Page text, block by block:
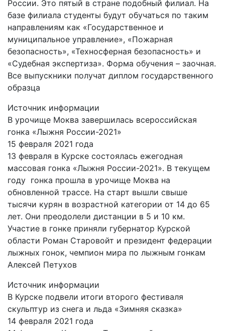
России. Это пятый в стране подобный филиал. На
базе филиала студенты будут обучаться по таким
направлениям как «Государственное и
муниципальное управление», «Пожарная
безопасность», «Техносферная безопасность» и
«Судебная экспертиза». Форма обучения – заочная.
Все выпускники получат диплом государственного
образца
Источник информации
В урочище Моква завершилась всероссийская
гонка «Лыжня России-2021»
15 февраля 2021 года
13 февраля в Курске состоялась ежегодная
массовая гонка «Лыжня России-2021». В текущем
году гонка прошла в урочище Моква на
обновленной трассе. На старт вышли свыше
тысячи курян в возрастной категории от 14 до 65
лет. Они преодолели дистанции в 5 и 10 км.
Участие в гонке приняли губернатор Курской
области Роман Старовойт и президент федерации
лыжных гонок, чемпион мира по лыжным гонкам
Алексей Петухов
Источник информации
В Курске подвели итоги второго фестиваля
скульптур из снега и льда «Зимняя сказка»
14 февраля 2021 года